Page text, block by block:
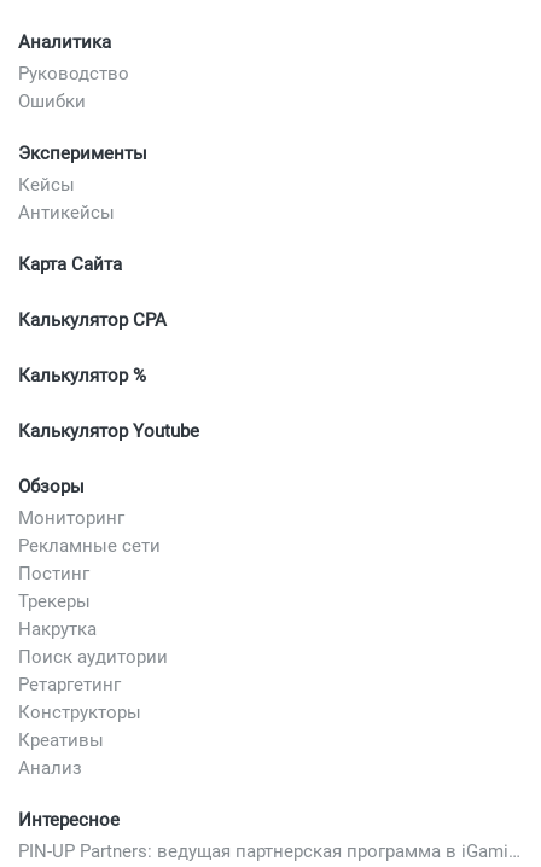
Аналитика
Руководство
Ошибки
Эксперименты
Кейсы
Антикейсы
Карта Сайта
Калькулятор CPA
Калькулятор %
Калькулятор Youtube
Обзоры
Мониторинг
Рекламные сети
Постинг
Трекеры
Накрутка
Поиск аудитории
Ретаргетинг
Конструкторы
Креативы
Анализ
Интересное
PIN-UP Partners: ведущая партнерская программа в iGaming